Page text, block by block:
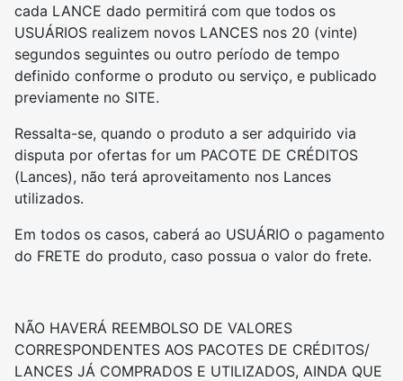
cada LANCE dado permitirá com que todos os
USUÁRIOS realizem novos LANCES nos 20 (vinte)
segundos seguintes ou outro período de tempo
definido conforme o produto ou serviço, e publicado
previamente no SITE.
Ressalta-se, quando o produto a ser adquirido via
disputa por ofertas for um PACOTE DE CRÉDITOS
(Lances), não terá aproveitamento nos Lances
utilizados.
Em todos os casos, caberá ao USUÁRIO o pagamento
do FRETE do produto, caso possua o valor do frete.
NÃO HAVERÁ REEMBOLSO DE VALORES
CORRESPONDENTES AOS PACOTES DE CRÉDITOS/
LANCES JÁ COMPRADOS E UTILIZADOS, AINDA QUE